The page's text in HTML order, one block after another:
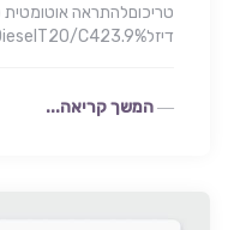
טריכוםלהתראה אוטומטית
דיזלJango DieselT20/C423.9%,…
המשך קריאה...